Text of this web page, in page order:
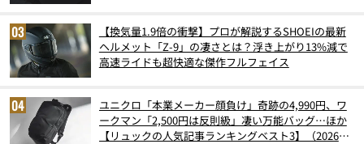
【換気量1.9倍の衝撃】プロが解説するSHOEIの最新
ヘルメット「Z-9」の凄さとは？浮き上がり13%減で
高速ライドも超快適な傑作フルフェイス
ユニクロ「本業メーカー顔負け」奇跡の4,990円、ワ
ークマン「2,500円は反則級」凄い万能バッグ…ほか
【リュックの人気記事ランキングベスト3】（2026年